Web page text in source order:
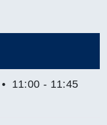
11:00 - 11:45